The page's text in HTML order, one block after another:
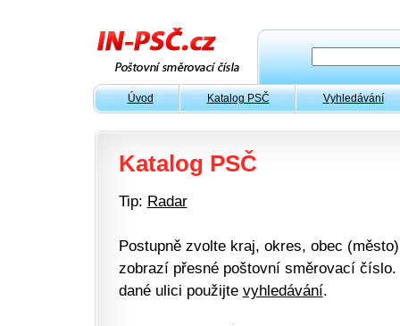
Úvod Katalog PSČ Vyhledávání
Katalog PSČ
Tip: Radar
Postupně zvolte kraj, okres, obec
zobrazí přesné poštovní směrovací
dané ulici použijte vyhledávání.